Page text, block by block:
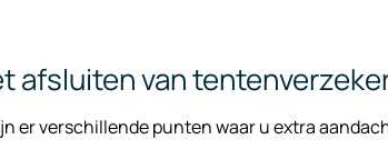
afsluiten van
er verschillende punten waar u extra